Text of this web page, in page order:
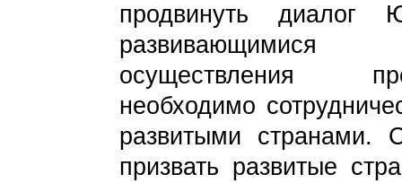
продвинуть диалог
развивающимися
осуществления
необходимо
развитыми странами.
призвать развитые